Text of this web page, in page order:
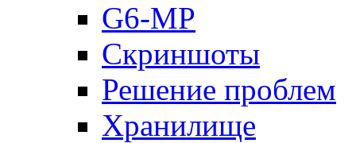
G6-MP
Скриншоты
Решение проблем
Хранилище